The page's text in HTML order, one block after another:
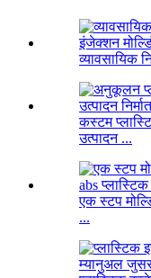
व्यावसायिक
कस्टम
उत्पादन ...
एक स्टप
...